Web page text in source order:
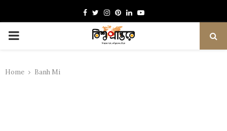
Facebook
TwitterInstagram
Pinterest
LinkedinYoutube
PRIMARY
Home Banh Mi